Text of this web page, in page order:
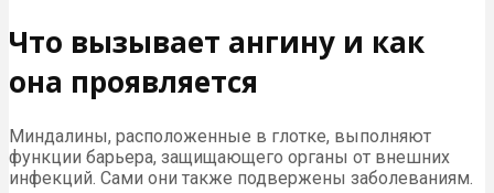
Что вызывает ангину и как
она проявляется
Миндалины, расположенные в глотке, выполняют
функции барьера, защищающего органы от внешних
инфекций. Сами они также подвержены заболеваниям.